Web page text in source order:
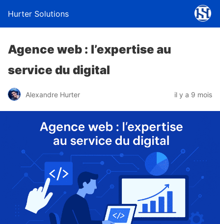
Hurter Solutions
Agence web : l’expertise au
service du digital
Alexandre Hurter il y a 9 mois